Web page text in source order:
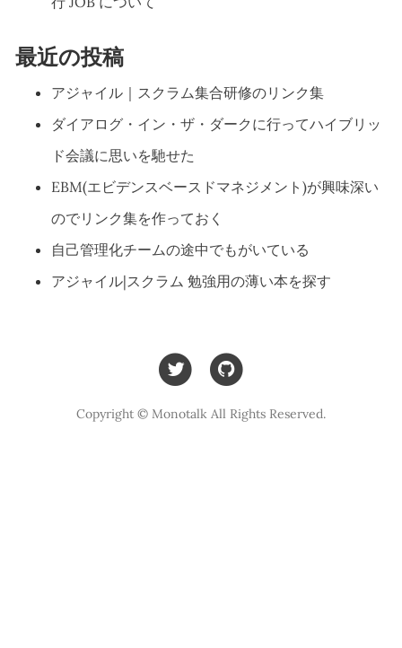
最近の投稿
アジャイル｜スクラム集合研修のリンク集
ダイアログ・イン・ザ・ダークに行ってハイブリッ
ド会議に思いを馳せた
EBM(エビデンスベースドマネジメント)が興味深い
のでリンク集を作っておく
自己管理化チームの途中でもがいている
アジャイル|スクラム 勉強用の薄い本を探す
Copyright © Monotalk All Rights Reserved.